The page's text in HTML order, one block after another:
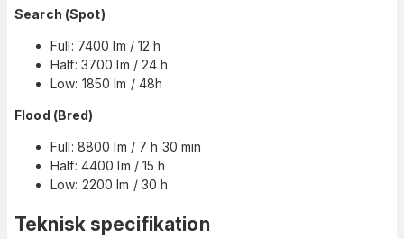
Search (Spot)
Full: 7400 lm / 12 h
Half: 3700 lm / 24 h
Low: 1850 lm / 48h
Flood (Bred)
Full: 8800 lm / 7 h 30 min
Half: 4400 lm / 15 h
Low: 2200 lm / 30 h
Teknisk specifikation